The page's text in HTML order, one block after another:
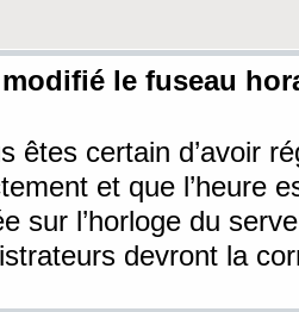
modifié le fuseau
êtes certain d’avoir
et que l’heure
sur l’horloge du
devront la